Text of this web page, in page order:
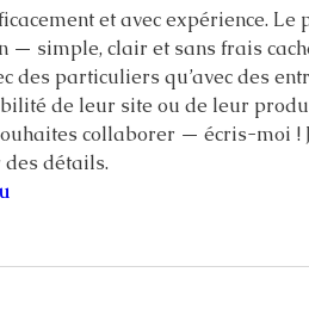
et avec expérience. Le
— simple, clair et sans frais
des particuliers qu’avec des
de leur site ou de leur
collaborer — écris-moi !
détails.